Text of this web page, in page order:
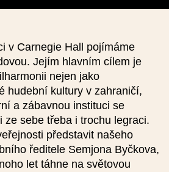
v Carnegie Hall pojímáme
Jejím hlavním cílem je
nejen jako
hudební kultury v zahraničí,
a zábavnou instituci se
ze sebe třeba i trochu legraci.
představit našeho
ředitele Semjona Byčkova,
let táhne na světovou
optimálně 624 x 412 px
v rámci projektu